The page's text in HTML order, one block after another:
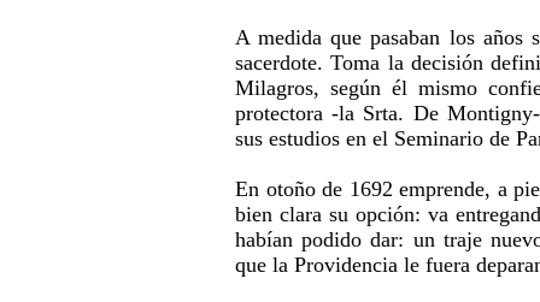
A medida que pasaban los años
sacerdote. Toma la decisión
Milagros, según él mismo
protectora -la Srta. De
sus estudios en el Seminario de
En otoño de 1692 emprende, a
bien clara su opción: va
habían podido dar: un traje
que la Providencia le fuera